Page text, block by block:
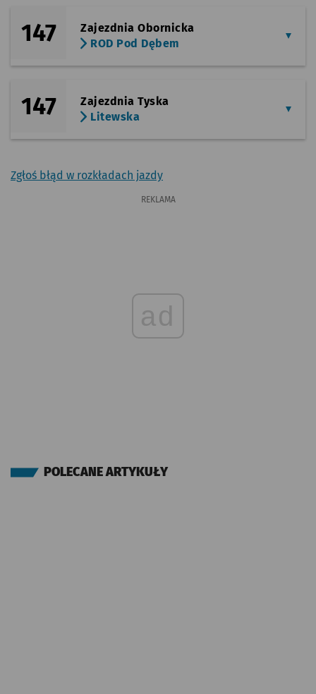
147
Zajezdnia Obornicka
ROD Pod Dębem
147
Zajezdnia Tyska
Litewska
Zgłoś błąd w rozkładach jazdy
REKLAMA
ad
POLECANE ARTYKUŁY